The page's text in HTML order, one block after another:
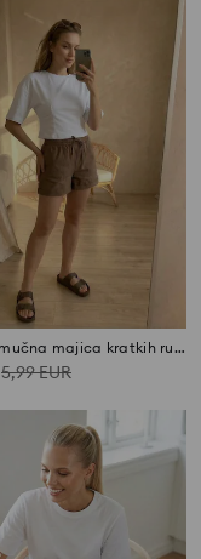
Basic pamučna majica kratkih rukava
5,99EUR